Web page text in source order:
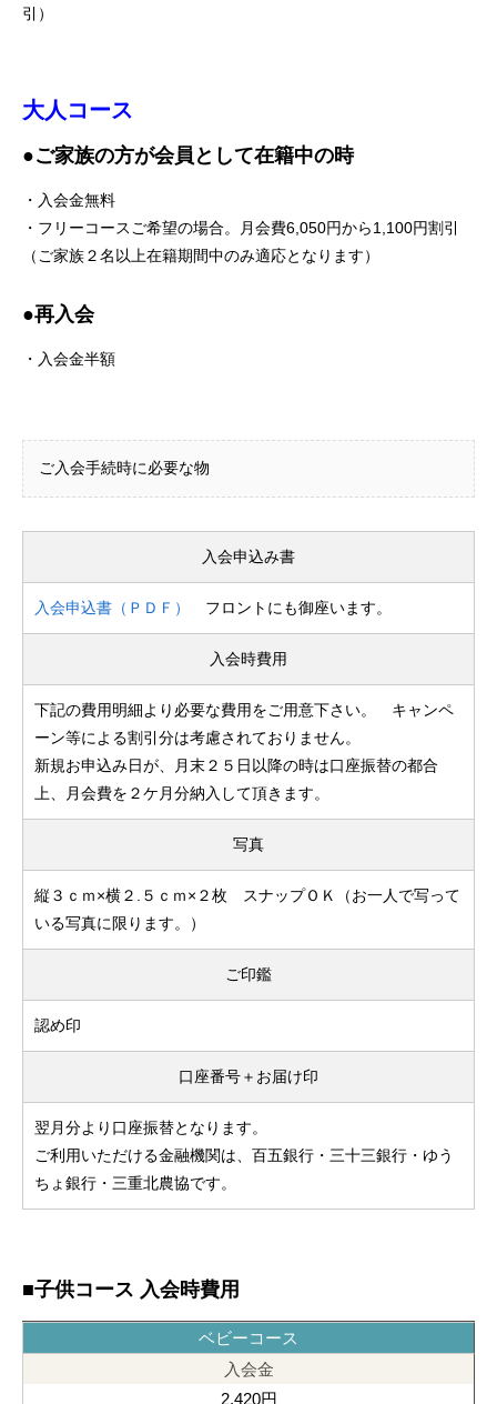
引）
大人コース
●ご家族の方が会員として在籍中の時
・入会金無料
・フリーコースご希望の場合。月会費6,050円から1,100円割引
（ご家族２名以上在籍期間中のみ適応となります）
●再入会
・入会金半額
ご入会手続時に必要な物
入会申込み書
入会申込書（ＰＤＦ） フロントにも御座います。
入会時費用
下記の費用明細より必要な費用をご用意下さい。 キャンペ
ーン等による割引分は考慮されておりません。
新規お申込み日が、月末２５日以降の時は口座振替の都合
上、月会費を２ケ月分納入して頂きます。
写真
縦３ｃｍ×横２.５ｃｍ×２枚 スナップＯＫ（お一人で写って
いる写真に限ります。）
ご印鑑
認め印
口座番号＋お届け印
翌月分より口座振替となります。
ご利用いただける金融機関は、百五銀行・三十三銀行・ゆう
ちょ銀行・三重北農協です。
■子供コース 入会時費用
ベビーコース
2,420円